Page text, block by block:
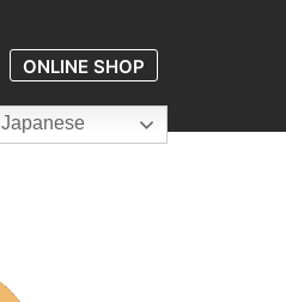
Japanese
ONLINE SHOP